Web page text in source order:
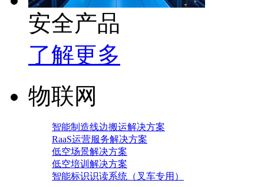
安全产品
了解更多
物联网
智能制造线边搬运解决方案
RaaS运营服务解决方案
低空场景解决方案
低空培训解决方案
智能标识识读系统（叉车专用）